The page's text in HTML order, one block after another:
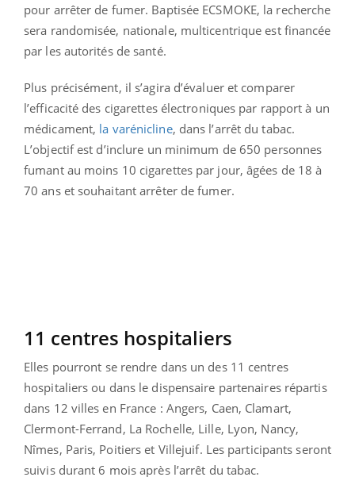
pour arrêter de fumer. Baptisée ECSMOKE, la recherche
sera randomisée, nationale, multicentrique est financée
par les autorités de santé.
Plus précisément, il s’agira d’évaluer et comparer
l’efficacité des cigarettes électroniques par rapport à un
médicament, la varénicline, dans l’arrêt du tabac.
L’objectif est d’inclure un minimum de 650 personnes
fumant au moins 10 cigarettes par jour, âgées de 18 à
70 ans et souhaitant arrêter de fumer.
11 centres hospitaliers
Elles pourront se rendre dans un des 11 centres
hospitaliers ou dans le dispensaire partenaires répartis
dans 12 villes en France : Angers, Caen, Clamart,
Clermont-Ferrand, La Rochelle, Lille, Lyon, Nancy,
Nîmes, Paris, Poitiers et Villejuif. Les participants seront
suivis durant 6 mois après l’arrêt du tabac.